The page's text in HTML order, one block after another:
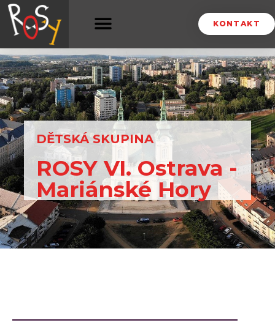
KONTAKT
DĚTSKÁ SKUPINA
ROSY VI. Ostrava -
Mariánské Hory